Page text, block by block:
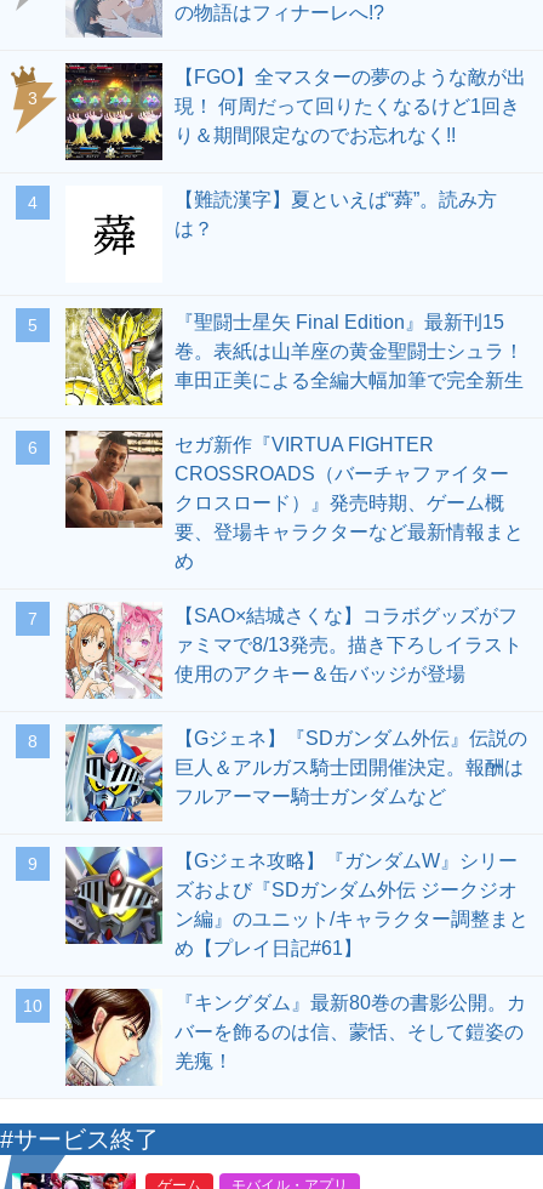
の物語はフィナーレへ!?
3
【FGO】全マスターの夢のような敵が出
現！ 何周だって回りたくなるけど1回き
り＆期間限定なのでお忘れなく!!
4
【難読漢字】夏といえば“蕣”。読み方
は？
5
『聖闘士星矢 Final Edition』最新刊15
巻。表紙は山羊座の黄金聖闘士シュラ！
車田正美による全編大幅加筆で完全新生
6
セガ新作『VIRTUA FIGHTER
CROSSROADS（バーチャファイター
クロスロード）』発売時期、ゲーム概
要、登場キャラクターなど最新情報まと
め
7
【SAO×結城さくな】コラボグッズがフ
ァミマで8/13発売。描き下ろしイラスト
使用のアクキー＆缶バッジが登場
8
【Gジェネ】『SDガンダム外伝』伝説の
巨人＆アルガス騎士団開催決定。報酬は
フルアーマー騎士ガンダムなど
9
【Gジェネ攻略】『ガンダムW』シリー
ズおよび『SDガンダム外伝 ジークジオ
ン編』のユニット/キャラクター調整まと
め【プレイ日記#61】
10
『キングダム』最新80巻の書影公開。カ
バーを飾るのは信、蒙恬、そして鎧姿の
羌瘣！
#サービス終了